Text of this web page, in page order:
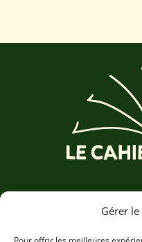
Gérer